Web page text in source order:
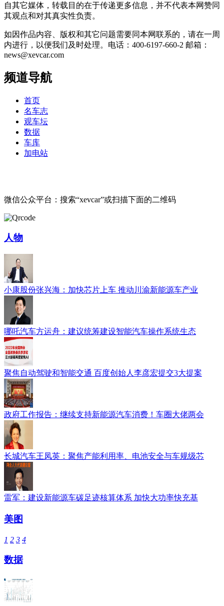
自其它媒体，转载目的在于传递更多信息，并不代表本网赞同
其观点和对其真实性负责。
如因作品内容、版权和其它问题需要同本网联系的，请在一周
内进行，以便我们及时处理。电话：400-6197-660-2 邮箱：
news@xevcar.com
频道导航
首页
名车志
观车坛
数据
车库
加电站
微信公众平台：搜索“xevcar”或扫描下面的二维码
人物
小康股份张兴海：加快芯片上车 推动川渝新能源车产业
哪吒汽车方运舟：建议统筹建设智能汽车操作系统生态
聚焦自动驾驶和智能交通 百度创始人李彦宏提交3大提案
政府工作报告：继续支持新能源汽车消费！车圈大佬两会
长城汽车王凤英：聚焦产能利用率、电池安全与车规级芯
雷军：建设新能源车碳足迹核算体系 加快大功率快充基
美图
1 2 3 4
数据